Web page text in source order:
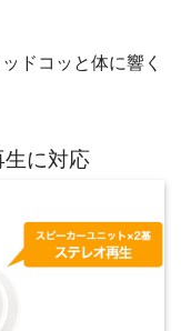
ドコッと体に響く
に対応